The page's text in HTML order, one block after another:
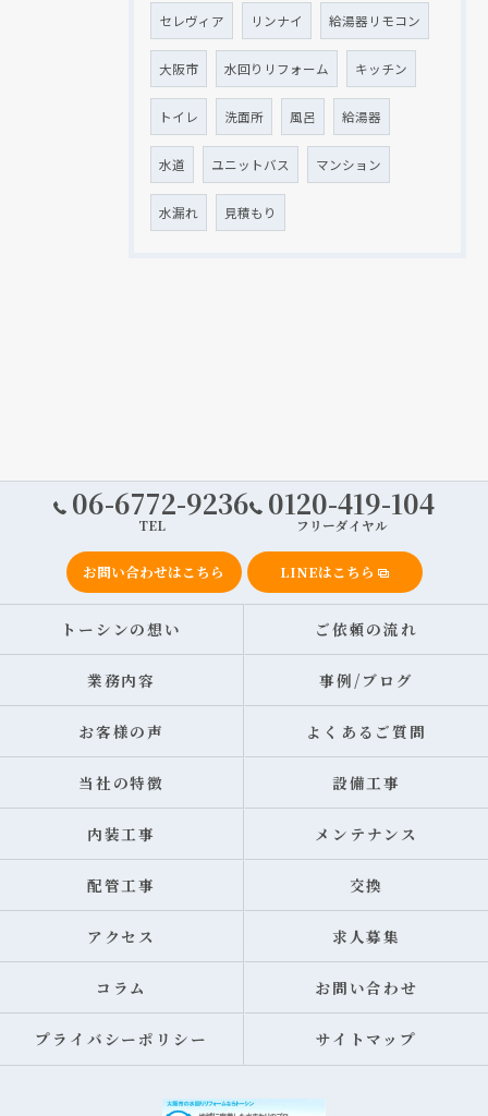
セレヴィア リンナイ 給湯器リモコン
大阪市 水回りリフォーム キッチン
トイレ 洗面所 風呂 給湯器
水道 ユニットバス マンション
水漏れ 見積もり
06-6772-9236
TEL
0120-419-104
フリーダイヤル
お問い合わせはこちら LINEはこちら
トーシンの想い ご依頼の流れ
業務内容 事例/ブログ
お客様の声 よくあるご質問
当社の特徴 設備工事
内装工事 メンテナンス
配管工事 交換
アクセス 求人募集
コラム お問い合わせ
プライバシーポリシー サイトマップ